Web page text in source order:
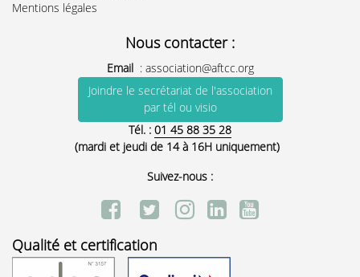
Mentions légales
Nous contacter :
Email : association@aftcc.org
Joindre le secrétariat de l'association
par tél ou visio
Tél. : 01 45 88 35 28
(mardi et jeudi de 14 à 16H uniquement)
Suivez-nous :
Qualité et certification